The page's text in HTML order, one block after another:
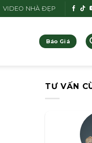
VIDEO NHÀ ĐẸP
Báo Giá
TƯ VẤN